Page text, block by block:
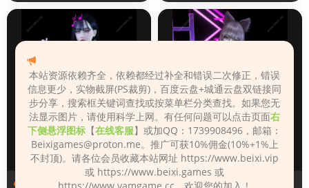
人物（Looks） 人物（Looks）
本站资源依赖齐全，依赖都经过补全和错误二次修正，错误
信息更少，实物截屏(PS裁剪)，百度云盘+城通云盘双链接同
步分享，搜索框关键词查找或按菜单栏分类查找。如果您无
法显示图片，请使用科学上网。有任何问题可以点击页面右
下侧悬浮图标 【在线客服】或加QQ：1739908496，邮箱：
Beixigames@proton.me。推广可获10%佣金(10%+1%上
不封顶)。请各位会员收藏本站网址 https://www.beixi.vip
或 https://www.beixi.games 或